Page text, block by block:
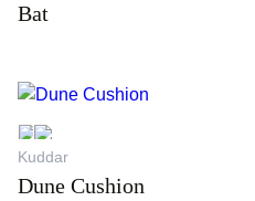
Bat
Kuddar
Dune Cushion